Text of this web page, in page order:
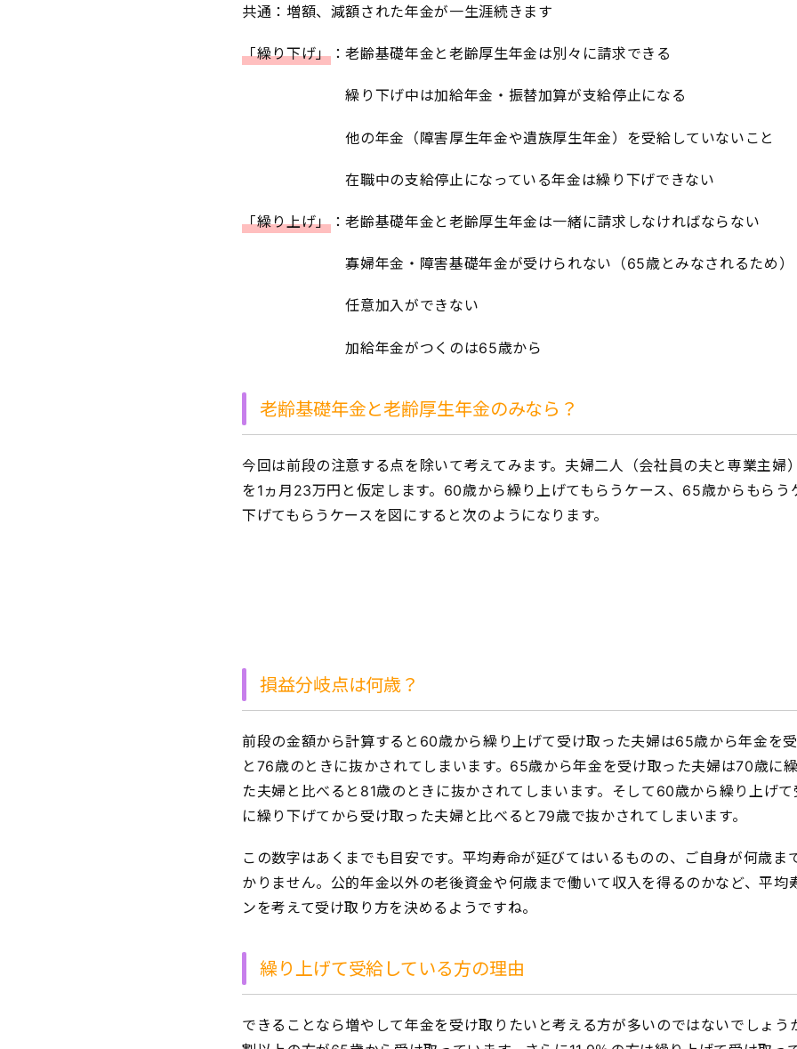
共通：増額、減額された年金が一生涯続きます
「繰り下げ」：老齢基礎年金と老齢厚生年金は別々に請求できる
繰り下げ中は加給年金・振替加算が支給停止になる
他の年金（障害厚生年金や遺族厚生年金）を受給していないこと
在職中の支給停止になっている年金は繰り下げできない
「繰り上げ」：老齢基礎年金と老齢厚生年金は一緒に請求しなければならない
寡婦年金・障害基礎年金が受けられない（65歳とみなされるため）
任意加入ができない
加給年金がつくのは65歳から
老齢基礎年金と老齢厚生年金のみなら？
今回は前段の注意する点を除いて考えてみます。夫婦二人（会社員の夫と専業主婦
を1ヵ月23万円と仮定します。60歳から繰り上げてもらうケース、65歳からもらう
下げてもらうケースを図にすると次のようになります。
損益分岐点は何歳？
前段の金額から計算すると60歳から繰り上げて受け取った夫婦は65歳から年金を
と76歳のときに抜かされてしまいます。65歳から年金を受け取った夫婦は70歳に
た夫婦と比べると81歳のときに抜かされてしまいます。そして60歳から繰り上げ
に繰り下げてから受け取った夫婦と比べると79歳で抜かされてしまいます。
この数字はあくまでも目安です。平均寿命が延びてはいるものの、ご自身が何歳ま
かりません。公的年金以外の老後資金や何歳まで働いて収入を得るのかなど、平均
ンを考えて受け取り方を決めるようですね。
繰り上げて受給している方の理由
できることなら増やして年金を受け取りたいと考える方が多いのではないでしょう